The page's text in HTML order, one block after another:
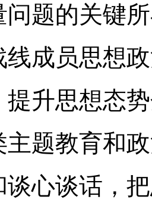
问题的关键
线成员思想
提升思想态
主题教育和
谈心谈话，